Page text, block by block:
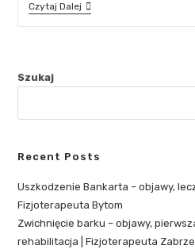
Czytaj Dalej
Szukaj
Recent Posts
Uszkodzenie Bankarta – objawy,
Fizjoterapeuta Bytom
Zwichnięcie barku – objawy,
rehabilitacja | Fizjoterapeuta Zabrze